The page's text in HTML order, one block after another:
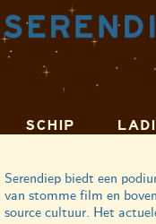
SCHIP
Serendiep biedt een
van stomme film en
source cultuur. Het